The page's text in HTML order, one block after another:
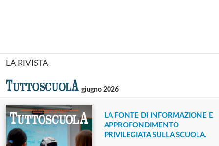
LA RIVISTA
giugno 2026
LA FONTE DI INFORMAZIONE E
APPROFONDIMENTO
PRIVILEGIATA SULLA SCUOLA.